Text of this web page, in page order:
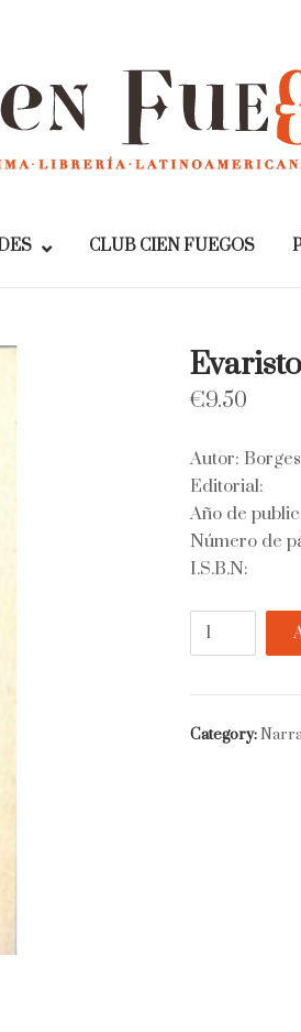
CLUB CIEN FUEGOS
€9.50
Autor:
Editorial:
Año de
Número de
I.S.B.N:
Evaristo
Category: